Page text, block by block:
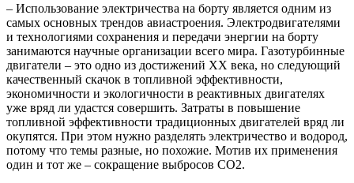
– Использование электричества на борту является одним из
самых основных трендов авиастроения. Электродвигателями
и технологиями сохранения и передачи энергии на борту
занимаются научные организации всего мира. Газотурбинные
двигатели – это одно из достижений ХХ века, но следующий
качественный скачок в топливной эффективности,
экономичности и экологичности в реактивных двигателях
уже вряд ли удастся совершить. Затраты в повышение
топливной эффективности традиционных двигателей вряд ли
окупятся. При этом нужно разделять электричество и водород,
потому что темы разные, но похожие. Мотив их применения
один и тот же – сокращение выбросов CO2.